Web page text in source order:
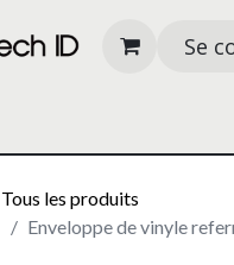
Se
Tous les produits
Enveloppe de vinyle